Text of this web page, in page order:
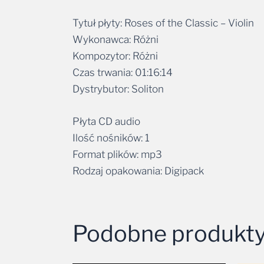
Tytuł płyty: Roses of the Classic – Violin
Wykonawca: Różni
Kompozytor: Różni
Czas trwania: 01:16:14
Dystrybutor: Soliton
Płyta CD audio
Ilość nośników: 1
Format plików: mp3
Rodzaj opakowania: Digipack
Podobne